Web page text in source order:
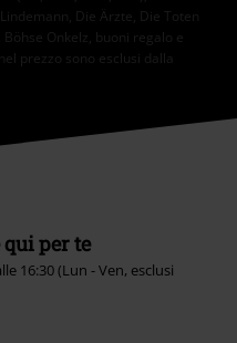
Die Ärzte, Die Toten
Böhse Onkelz, buoni regalo e
prezzo sono esclusi dalla
per te
16:30 (Lun - Ven, esclusi